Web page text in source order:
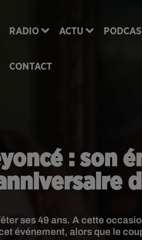
RADIO ACTU
CONTACT
: son
ses 49 ans. A cette
événement, alors que le